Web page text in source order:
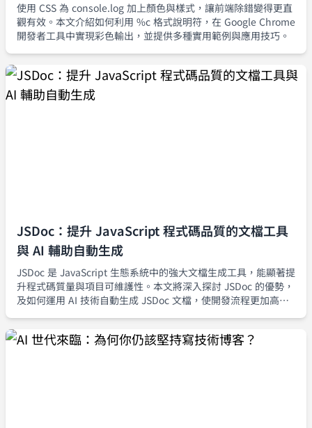
使用 CSS 為 console.log 加上顏色與樣式，讓前端除錯變得更直
觀有效。本文介紹如何利用 %c 格式說明符，在 Google Chrome
開發者工具中實現彩色輸出，並提供多種實用範例與應用技巧。
JSDoc：提升 JavaScript 程式碼品質的文檔工具
與 AI 輔助自動生成
JSDoc 是 JavaScript 生態系統中的強大文檔生成工具，能顯著提
升程式碼質量與項目可維護性。本文將深入探討 JSDoc 的優勢，
及如何運用 AI 技術自動生成 JSDoc 文檔，使開發流程更加高